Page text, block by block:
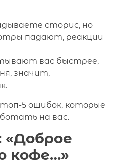
сторис, но
падают, реакции
вас быстрее,
значит,
5 ошибок, которые
на вас.
«Доброе
кофе…»